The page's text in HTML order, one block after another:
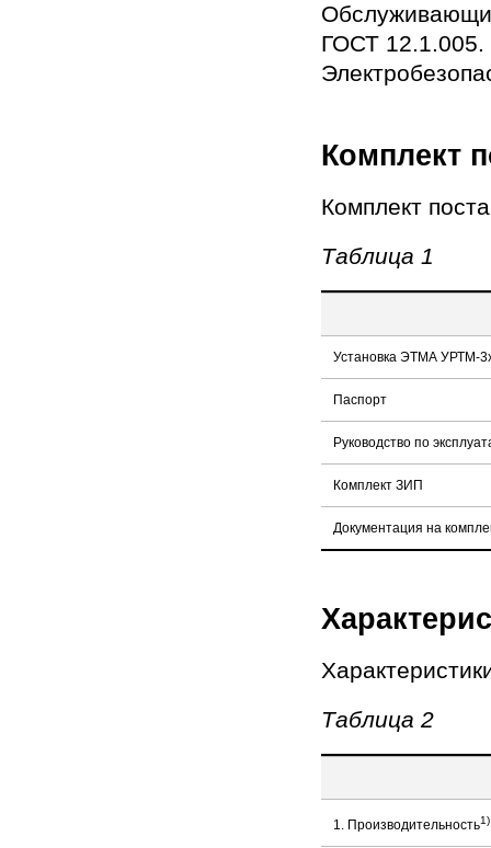
ГОСТ 12.1.005.
Комплект
Комплект
Таблица 1
Установка ЭТМА УРТМ-
Паспорт
Руководство по
Комплект ЗИП
Документация на
Таблица 2
1. Производительность1)